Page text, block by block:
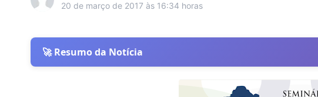
20 de março de 2017 às 16:34 horas
🚀 Resumo da Notícia